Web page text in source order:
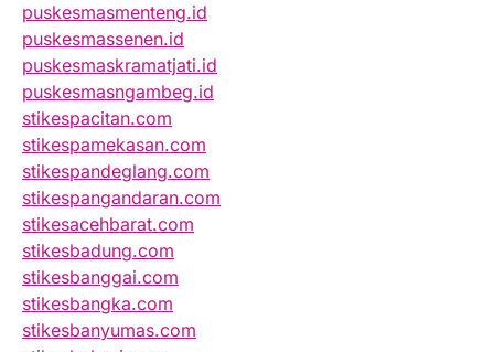
puskesmasmenteng.id
puskesmassenen.id
puskesmaskramatjati.id
puskesmasngambeg.id
stikespacitan.com
stikespamekasan.com
stikespandeglang.com
stikespangandaran.com
stikesacehbarat.com
stikesbadung.com
stikesbanggai.com
stikesbangka.com
stikesbanyumas.com